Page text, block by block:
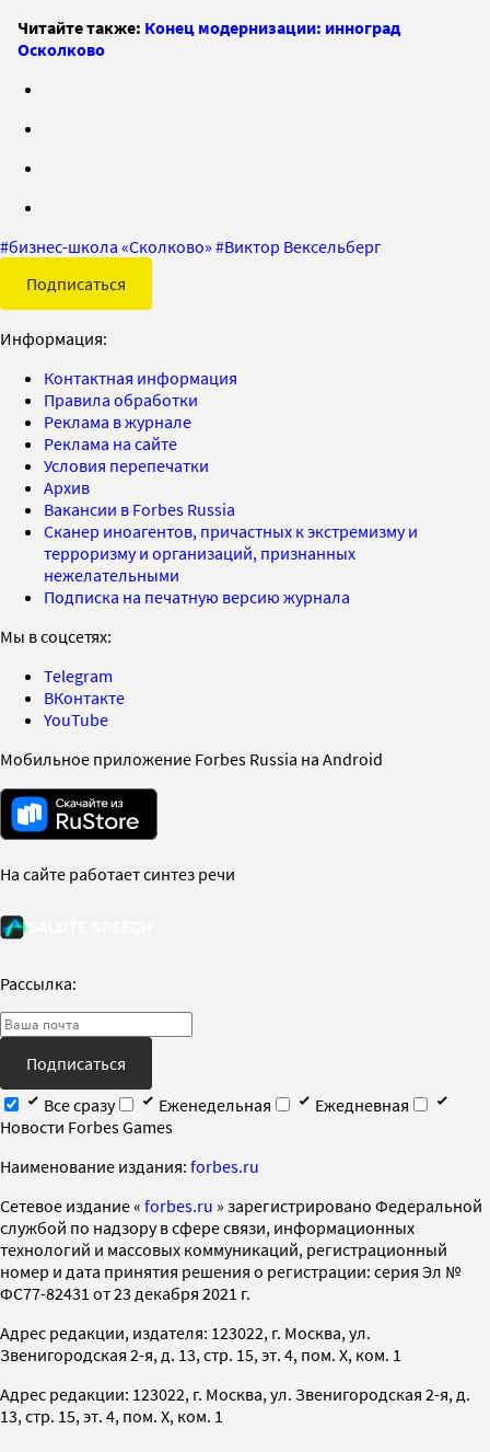
Читайте также: Конец модернизации: инноград
Осколково
#бизнес-школа «Сколково» #Виктор Вексельберг
Подписаться
Информация:
Контактная информация
Правила обработки
Реклама в журнале
Реклама на сайте
Условия перепечатки
Архив
Вакансии в Forbes Russia
Сканер иноагентов, причастных к экстремизму и
терроризму и организаций, признанных
нежелательными
Подписка на печатную версию журнала
Мы в соцсетях:
Telegram
ВКонтакте
YouTube
Мобильное приложение Forbes Russia на Android
На сайте работает синтез речи
Рассылка:
Подписаться
Все сразу
Еженедельная
Ежедневная
Новости Forbes Games
Наименование издания: forbes.ru
Cетевое издание « forbes.ru » зарегистрировано Федеральной
службой по надзору в сфере связи, информационных
технологий и массовых коммуникаций, регистрационный
номер и дата принятия решения о регистрации: серия Эл №
ФС77-82431 от 23 декабря 2021 г.
Адрес редакции, издателя: 123022, г. Москва, ул.
Звенигородская 2-я, д. 13, стр. 15, эт. 4, пом. X, ком. 1
Адрес редакции: 123022, г. Москва, ул. Звенигородская 2-я, д.
13, стр. 15, эт. 4, пом. X, ком. 1